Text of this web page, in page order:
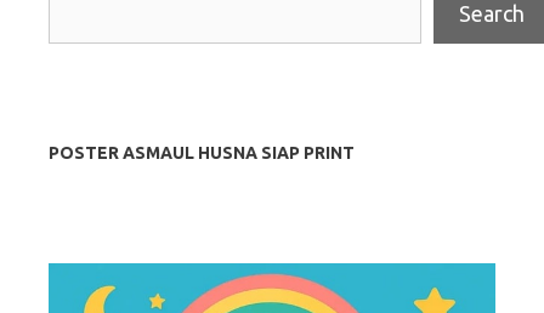
Search
POSTER ASMAUL HUSNA SIAP PRINT